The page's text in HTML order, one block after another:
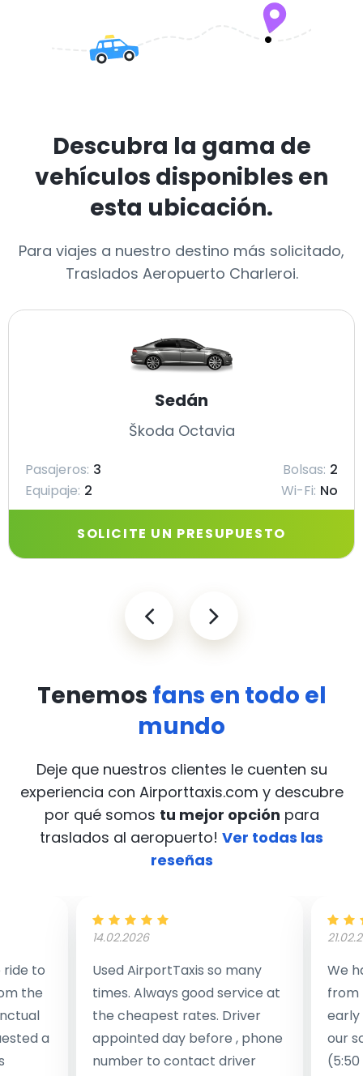
Descubra la gama de
vehículos disponibles en
esta ubicación.
Para viajes a nuestro destino más solicitado,
Traslados Aeropuerto Charleroi.
Sedán
Škoda Octavia
Pasajeros: 3 Bolsas: 2
Equipaje: 2 Wi-Fi: No
SOLICITE UN PRESUPUESTO
Tenemos fans en todo el
mundo
Deje que nuestros clientes le cuenten su
experiencia con Airporttaxis.com y descubre
por qué somos tu mejor opción para
traslados al aeropuerto! Ver todas las
reseñas
to
the
a
14.02.2026
Used AirportTaxis so many
times. Always good service at
the cheapest rates. Driver
appointed day before , phone
number to contact driver
We
from
early
our